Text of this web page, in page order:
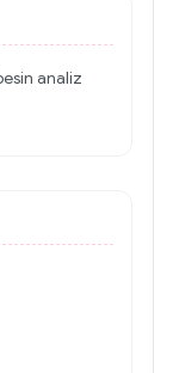
analiz